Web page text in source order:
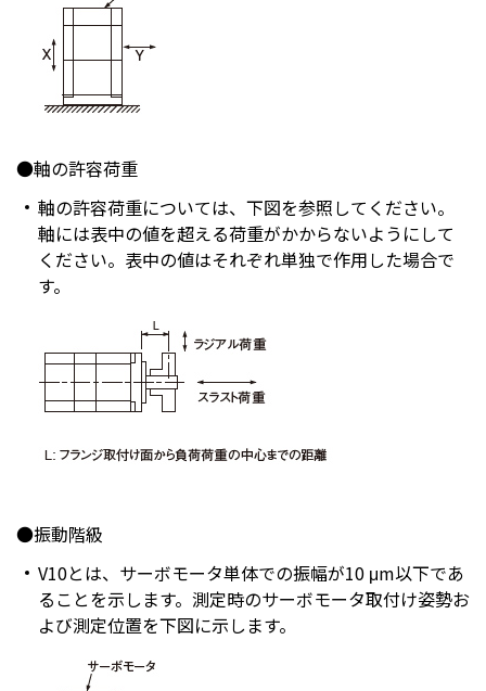
●軸の許容荷重
軸の許容荷重については、下図を参照してください。
軸には表中の値を超える荷重がかからないようにして
ください。表中の値はそれぞれ単独で作用した場合で
す。
●振動階級
V10とは、サーボモータ単体での振幅が10 μm以下であ
ることを示します。測定時のサーボモータ取付け姿勢お
よび測定位置を下図に示します。